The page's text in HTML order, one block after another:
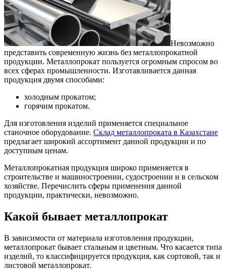
Невозможно
представить современную жизнь без металлопрокатной
продукции. Металлопрокат пользуется огромным спросом во
всех сферах промышленности. Изготавливается данная
продукция двумя способами:
холодным прокатом;
горячим прокатом.
Для изготовления изделий применяется специальное
станочное оборудование. Склад металлопроката в Казахстане
предлагает широкий ассортимент данной продукции и по
доступным ценам.
Металлопрокатная продукция широко применяется в
строительстве и машиностроении, судостроении и в сельском
хозяйстве. Перечислить сферы применения данной
продукции, практически, невозможно.
Какой бывает металлопрокат
В зависимости от материала изготовления продукции,
металлопрокат бывает стальным и цветным. Что касается типа
изделий, то классифицируется продукция, как сортовой, так и
листовой металлопрокат.